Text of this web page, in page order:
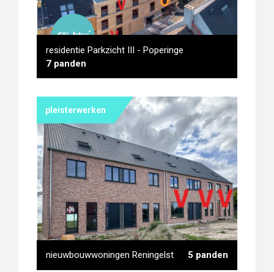
residentie Parkzicht III - Poperinge
7 panden
residentie Parkzicht III -
Poperinge
pleisterwerken
nieuwbouwwoningen Reningelst 5 panden